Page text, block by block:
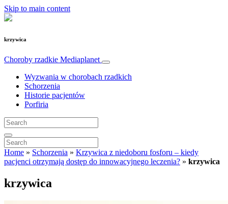
Skip to main content
krzywica
Choroby rzadkie Mediaplanet
Wyzwania w chorobach rzadkich
Schorzenia
Historie pacjentów
Porfiria
Home » Schorzenia » Krzywica z niedoboru fosforu – kiedy
pacjenci otrzymają dostęp do innowacyjnego leczenia? » krzywica
krzywica